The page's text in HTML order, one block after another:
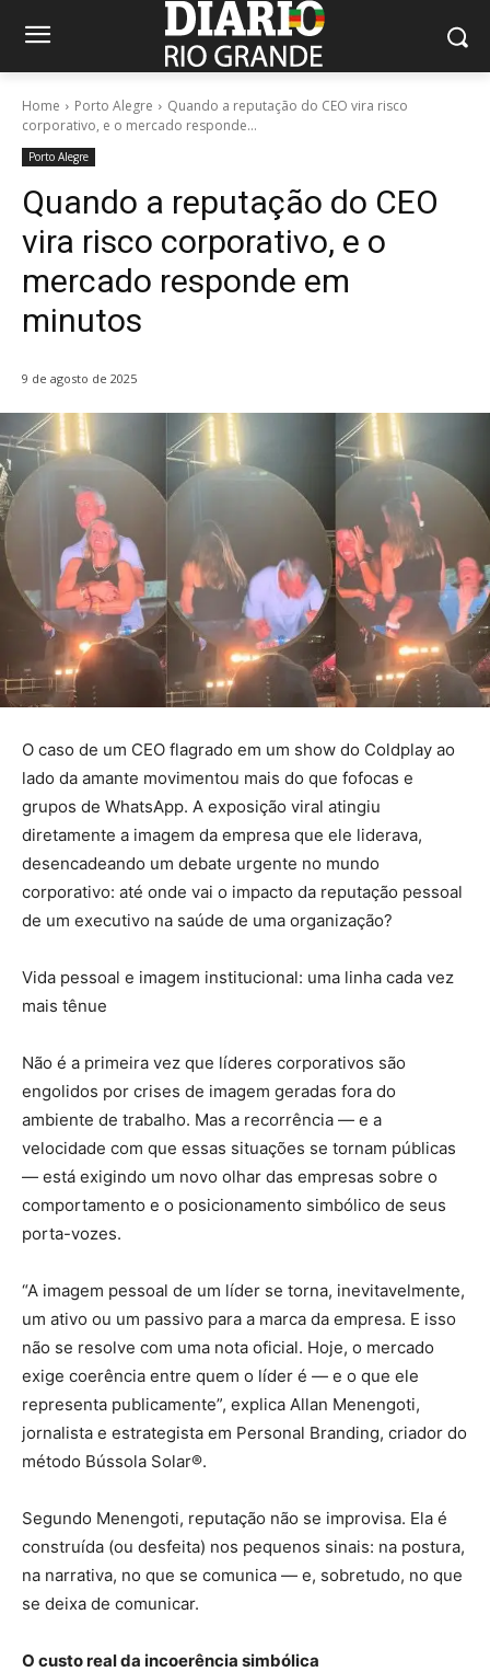
Home Porto Alegre
Quando a reputação do CEO vira risco
corporativo, e o mercado responde...
Porto Alegre
Quando a reputação do CEO
vira risco corporativo, e o
mercado responde em
minutos
9 de agosto de 2025
O caso de um CEO flagrado em um show do Coldplay ao
lado da amante movimentou mais do que fofocas e
grupos de WhatsApp. A exposição viral atingiu
diretamente a imagem da empresa que ele liderava,
desencadeando um debate urgente no mundo
corporativo: até onde vai o impacto da reputação pessoal
de um executivo na saúde de uma organização?
Vida pessoal e imagem institucional: uma linha cada vez
mais tênue
Não é a primeira vez que líderes corporativos são
engolidos por crises de imagem geradas fora do
ambiente de trabalho. Mas a recorrência — e a
velocidade com que essas situações se tornam públicas
— está exigindo um novo olhar das empresas sobre o
comportamento e o posicionamento simbólico de seus
porta-vozes.
“A imagem pessoal de um líder se torna, inevitavelmente,
um ativo ou um passivo para a marca da empresa. E isso
não se resolve com uma nota oficial. Hoje, o mercado
exige coerência entre quem o líder é — e o que ele
representa publicamente”, explica Allan Menengoti,
jornalista e estrategista em Personal Branding, criador do
método Bússola Solar®.
Segundo Menengoti, reputação não se improvisa. Ela é
construída (ou desfeita) nos pequenos sinais: na postura,
na narrativa, no que se comunica — e, sobretudo, no que
se deixa de comunicar.
O custo real da incoerência simbólica